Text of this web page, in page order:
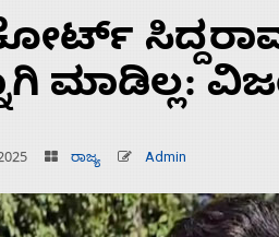
ಮಾಡಿಲ್ಲ:
ರಾಜ್ಯ Admin